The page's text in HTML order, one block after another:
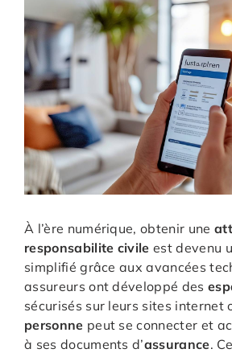
À l’ère numérique, obtenir une
responsabilite civile est devenu
simplifié grâce aux avancées
assureurs ont développé des
sécurisés sur leurs sites internet
personne peut se connecter et
à ses documents d’assurance.